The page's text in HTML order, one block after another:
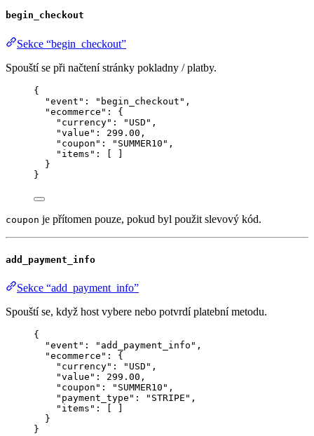
begin_checkout
Sekce “begin_checkout”
Spouští se při načtení stránky pokladny / platby.
{
"event" : " begin_checkout " ,
"ecommerce" : {
"currency" : " USD " ,
"value" : 299.00 ,
"coupon" : " SUMMER10 " ,
"items" : [ ]
}
}
coupon je přítomen pouze, pokud byl použit slevový kód.
add_payment_info
Sekce “add_payment_info”
Spouští se, když host vybere nebo potvrdí platební metodu.
{
"event" : " add_payment_info " ,
"ecommerce" : {
"currency" : " USD " ,
"value" : 299.00 ,
"coupon" : " SUMMER10 " ,
"payment_type" : " STRIPE " ,
"items" : [ ]
}
}